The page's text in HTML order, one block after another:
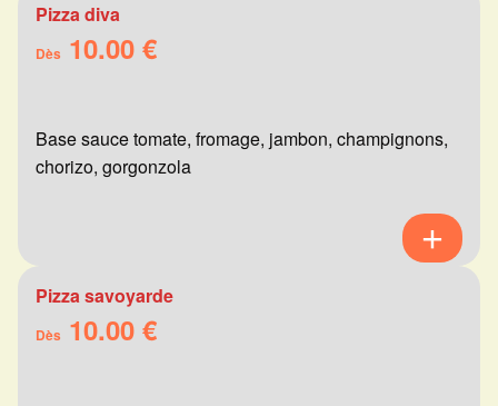
Pizza diva
Dès 10.00 €
Base sauce tomate, fromage, jambon, champignons,
chorizo, gorgonzola
Pizza savoyarde
Dès 10.00 €